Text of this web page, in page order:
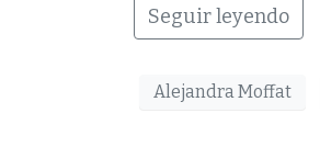
Seguir leyendo
Alejandra Moffat